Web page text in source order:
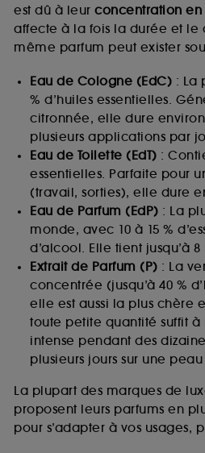
est dû à leur concentration en
affecte à la fois la durée et le
même parfum peut exister
Eau de Cologne (EdC) : La
% d’huiles essentielles.
citronnée, elle dure
plusieurs applications par
Eau de Toilette (EdT) :
essentielles. Parfaite pour
(travail, sorties), elle dure
Eau de Parfum (EdP) : La
monde, avec 10 à 15 %
d’alcool. Elle tient jusqu’à
Extrait de Parfum (P) : La
concentrée (jusqu’à 40 %
elle est aussi la plus chère
toute petite quantité suffit à
intense pendant des
plusieurs jours sur une
La plupart des marques de
proposent leurs parfums en
pour s’adapter à vos usages,